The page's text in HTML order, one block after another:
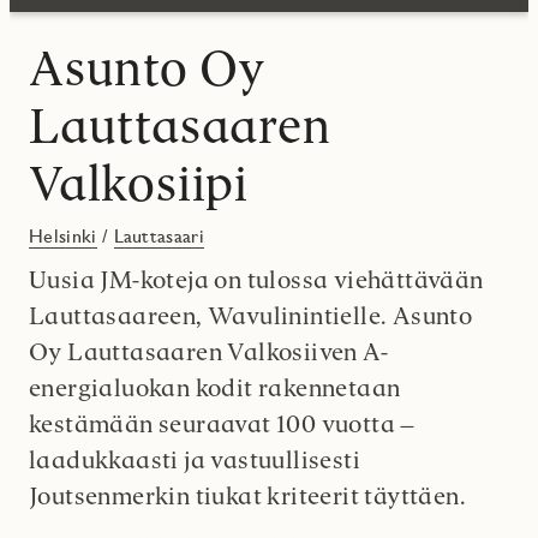
Asunto Oy
Lauttasaaren
Valkosiipi
Helsinki / Lauttasaari
Uusia JM-koteja on tulossa viehättävään
Lauttasaareen, Wavulinintielle. Asunto
Oy Lauttasaaren Valkosiiven A-
energialuokan kodit rakennetaan
kestämään seuraavat 100 vuotta –
laadukkaasti ja vastuullisesti
Joutsenmerkin tiukat kriteerit täyttäen.